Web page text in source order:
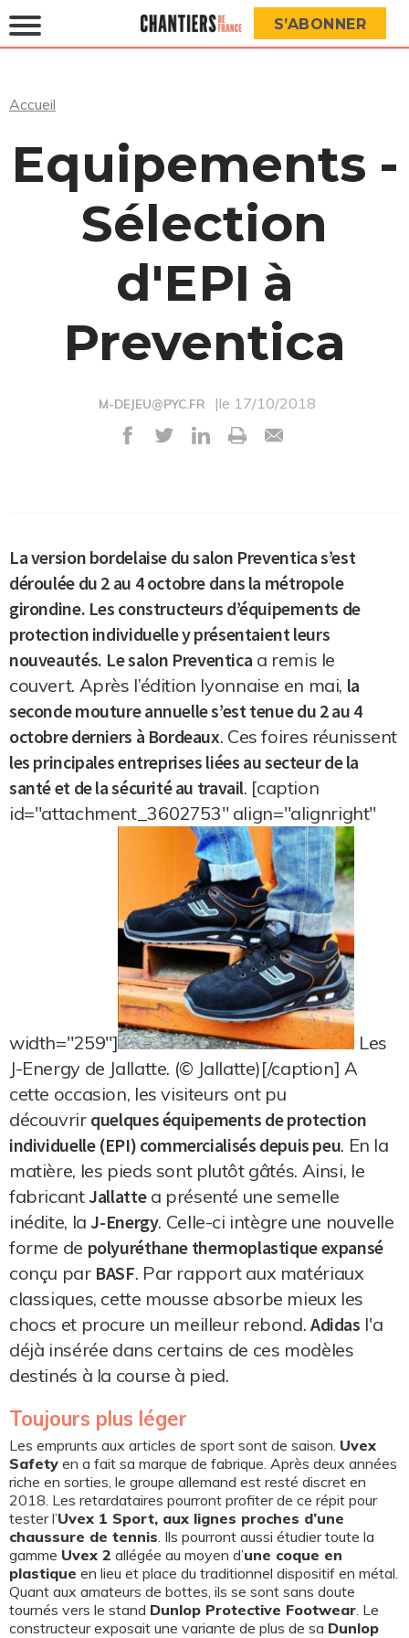
S’ABONNER
Accueil
Equipements -
Sélection
d'EPI à
Preventica
M-DEJEU@PYC.FR |le 17/10/2018
La version bordelaise du salon Preventica s’est
déroulée du 2 au 4 octobre dans la métropole
girondine. Les constructeurs d’équipements de
protection individuelle y présentaient leurs
nouveautés. Le salon Preventica a remis le
couvert. Après l’édition lyonnaise en mai, la
seconde mouture annuelle s’est tenue du 2 au 4
octobre derniers à Bordeaux. Ces foires réunissent
les principales entreprises liées au secteur de la
santé et de la sécurité au travail. [caption
id="attachment_3602753" align="alignright"
width="259"]
Les
J-Energy de Jallatte. (© Jallatte)[/caption] A
cette occasion, les visiteurs ont pu
découvrir quelques équipements de protection
individuelle (EPI) commercialisés depuis peu. En la
matière, les pieds sont plutôt gâtés. Ainsi, le
fabricantJallattea présenté une semelle
inédite, laJ-Energy. Celle-ci intègre une nouvelle
forme de polyuréthane thermoplastique expansé
conçu par BASF. Par rapport aux matériaux
classiques, cette mousse absorbe mieux les
chocs et procure un meilleur rebond. Adidas l'a
déjà insérée dans certains de ces modèles
destinés à la course à pied.
Toujours plus léger
Les emprunts aux articles de sport sont de saison. Uvex
Safety en a fait sa marque de fabrique. Après deux années
riche en sorties, le groupe allemand est resté discret en
2018. Les retardataires pourront profiter de ce répit pour
tester l’Uvex 1 Sport, aux lignes proches d’une
chaussure de tennis. Ils pourront aussi étudier toute la
gamme Uvex 2 allégée au moyen d’une coque en
plastique en lieu et place du traditionnel dispositif en métal.
Quant aux amateurs de bottes, ils se sont sans doute
tournés vers le stand Dunlop Protective Footwear. Le
constructeur exposait une variante de plus de sa Dunlop